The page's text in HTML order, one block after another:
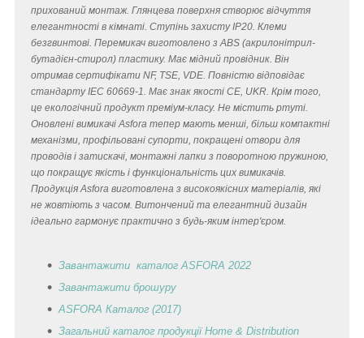
прихований монтаж. Глянцева поверхня створює відчуття
елегантності в кімнаті. Ступінь захисту IP20. Клеми
безгвинтові. Перемикач виготовлено з ABS (акрилонітрил-
бутадієн-стирол) пластику. Має мідний провідник. Він
отримав сертифікати NF, TSE, VDE. Повністю відповідає
стандарту IEC 60669-1. Має знак якості CE, UKR. Крім того,
це екологічний продукт преміум-класу. Не містить ртуті.
Оновлені вимикачі Asfora тепер мають менші, більш компактні
механізми, профільовані супорти, покращені отвори для
проводів і затискачі, монтажні лапки з поворотною пружиною,
що покращує якість і функціональність цих вимикачів.
Продукція Asfora виготовлена з високоякісних матеріалів, які
не жовтіють з часом. Витончений та елегантний дизайн
ідеально гармонує практично з будь-яким інтер'єром.
Завантажити каталог ASFORA 2022
Завантажити брошуру
ASFORA Каталог (2017)
Загальний каталог продукції Home & Distribution